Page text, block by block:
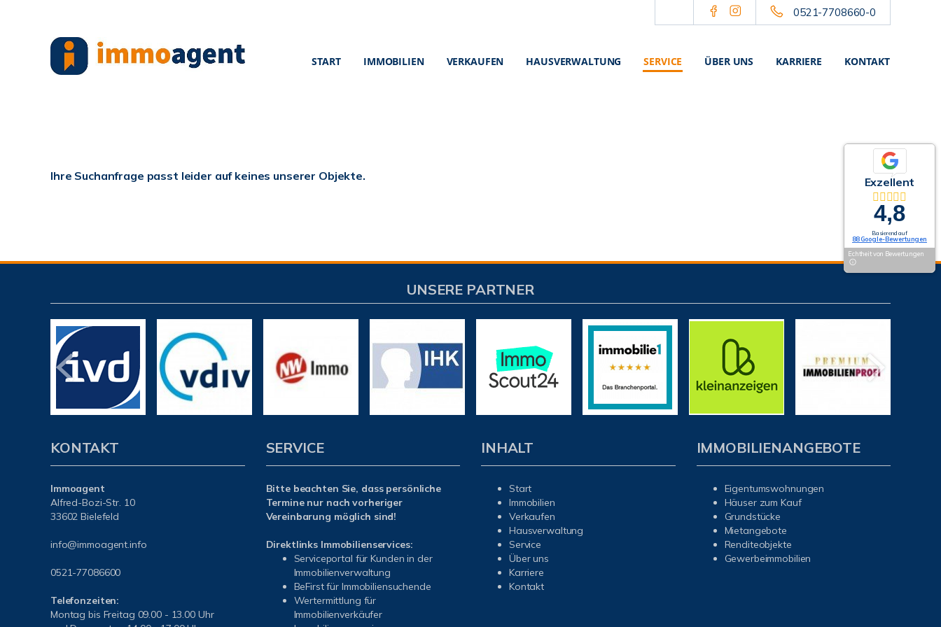
0521-7708660-0
START IMMOBILIEN VERKAUFEN HAUSVERWALTUNG SERVICE ÜBER UNS KARRIERE KONTAKT
Ihre Suchanfrage passt leider auf keines unserer Objekte. Exzellent
4,8
Basierend auf
88 Google-Bewertungen
Echtheit von Bewertungen
UNSERE PARTNER
KONTAKT
Immoagent
Alfred-Bozi-Str. 10
33602 Bielefeld
info@immoagent.info
0521-77086600
Telefonzeiten:
Montag bis Freitag 09.00 - 13.00 Uhr
SERVICE
Bitte beachten Sie, dass persönliche
Termine nur nach vorheriger
Vereinbarung möglich sind!
Direktlinks Immobilienservices:
Serviceportal für Kunden in der
Immobilienverwaltung
BeFirst für Immobiliensuchende
Wertermittlung für
Immobilienverkäufer
INHALT
Start
Immobilien
Verkaufen
Hausverwaltung
Service
Über uns
Karriere
Kontakt
IMMOBILIENANGEBOTE
Eigentumswohnungen
Häuser zum Kauf
Grundstücke
Mietangebote
Renditeobjekte
Gewerbeimmobilien